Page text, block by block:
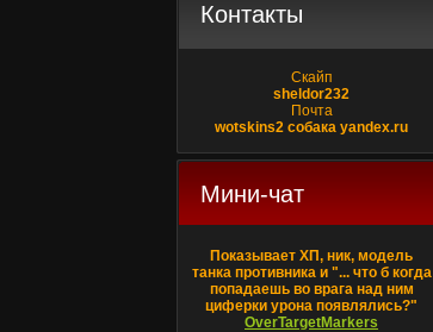
Контакты
Скайп
sheldor232
Почта
wotskins2 собака yandex.ru
Мини-чат
Показывает ХП, ник, модель
танка противника и "... что б когда
попадаешь во врага над ним
циферки урона появлялись?"
OverTargetMarkers